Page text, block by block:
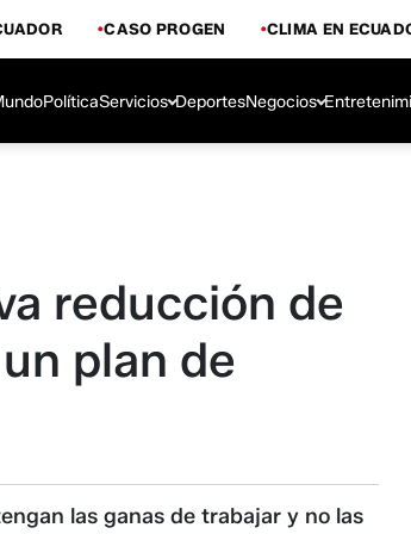
CASO PROGEN CLIMA EN
PolíticaServicios DeportesNegocios
reducción de
plan de
las ganas de trabajar y no las